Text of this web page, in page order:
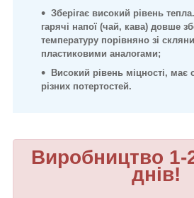
Зберігає високий рівень
гарячі напої (чай, кава) довше
температуру порівняно зі
пластиковими аналогами;
Високий рівень міцності, має
різних потертостей.
Виробництво 1-
днів!